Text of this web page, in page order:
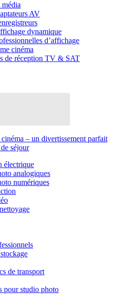
média
AV
dynamique
d’affichage
cinéma
de réception TV & SAT
– un divertissement parfait
séjour
électrique
analogiques
numériques
de transport
pour studio photo